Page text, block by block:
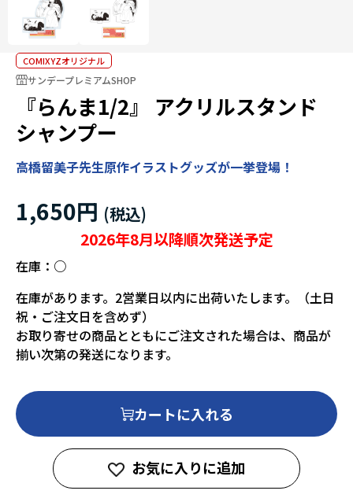
COMIXYZオリジナル
サンデープレミアムSHOP
『らんま1/2』 アクリルスタンド
シャンプー
高橋留美子先生原作イラストグッズが一挙登場！
1,650円
2026年8月以降順次発送予定
在庫： ○
在庫があります。2営業日以内に出荷いたします。（土日
祝・ご注文日を含めず）
お取り寄せの商品とともにご注文された場合は、商品が
揃い次第の発送になります。
カートに入れる
お気に入りに追加